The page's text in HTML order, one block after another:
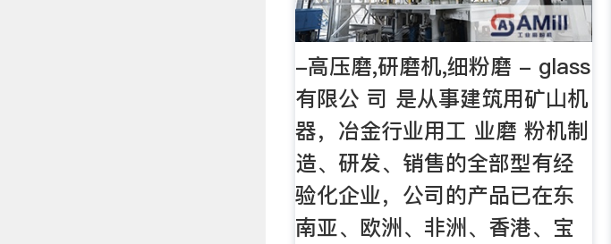
-高压磨,研磨机,细粉磨 - glass
有限公 司 是从事建筑用矿山机
器，冶金行业用工 业磨 粉机制
造、研发、销售的全部型有经
验化企业，公司的产品已在东
南亚、欧洲、非洲、香港、宝